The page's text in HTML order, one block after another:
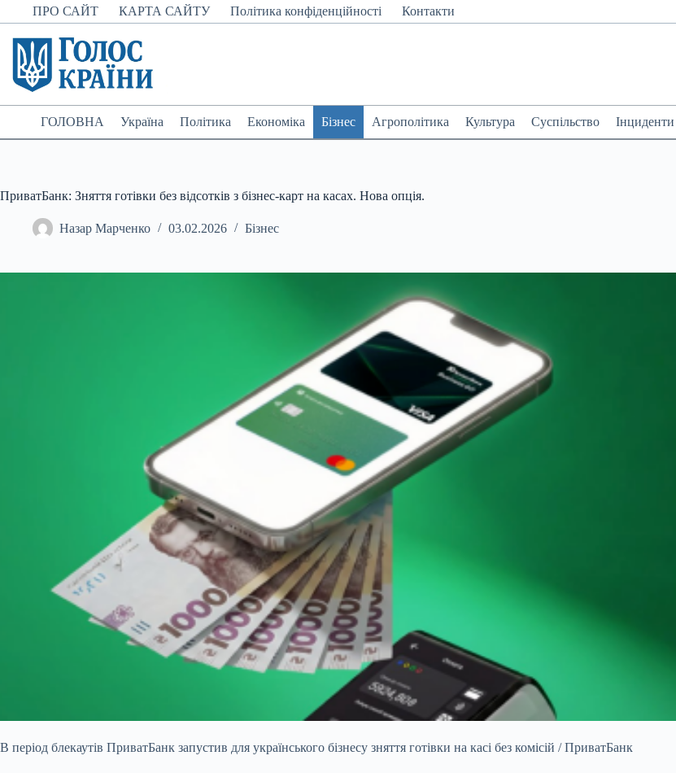
Перейти
до
вмісту
ПРО САЙТ КАРТА САЙТУ Політика конфіденційності Контакти
ГОЛОВНА Україна Політика Економіка Бізнес Агрополітика Культура Суспільство Інциденти
ПриватБанк: Зняття готівки без відсотків з бізнес-карт на касах. Нова опція.
Назар Марченко 03.02.2026 Бізнес
В період блекаутів ПриватБанк запустив для українського бізнесу зняття готівки на касі без комісій / ПриватБанк